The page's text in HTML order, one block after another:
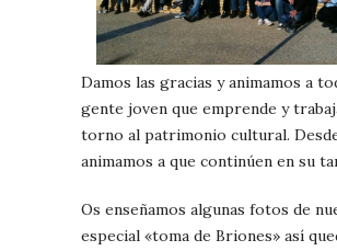
Damos las gracias y animamos a
gente joven que emprende y
torno al patrimonio cultural.
animamos a que continúen en su
Os enseñamos algunas fotos de
especial «toma de Briones» así